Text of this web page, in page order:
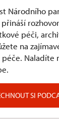
Národního
přináší
péči,
na
Naladíte
SI